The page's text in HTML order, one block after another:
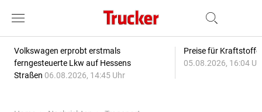
Volkswagen erprobt erstmals
ferngesteuerte Lkw auf Hessens
Straßen 06.08.2026, 14:45 Uhr
Preise für
05.08.2026, 16:04